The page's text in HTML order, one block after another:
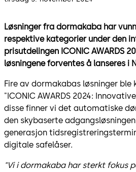
Løsninger fra dormakaba har
respektive kategorier under den
prisutdelingen ICONIC AWARDS
løsningene forventes å lanseres i
Fire av dormakabas løsninger
"ICONIC AWARDS 2024:
disse finner vi det automatiske
den skybaserte
generasjon
digitale safelåser.
"Vi i dormakaba har sterkt fokus